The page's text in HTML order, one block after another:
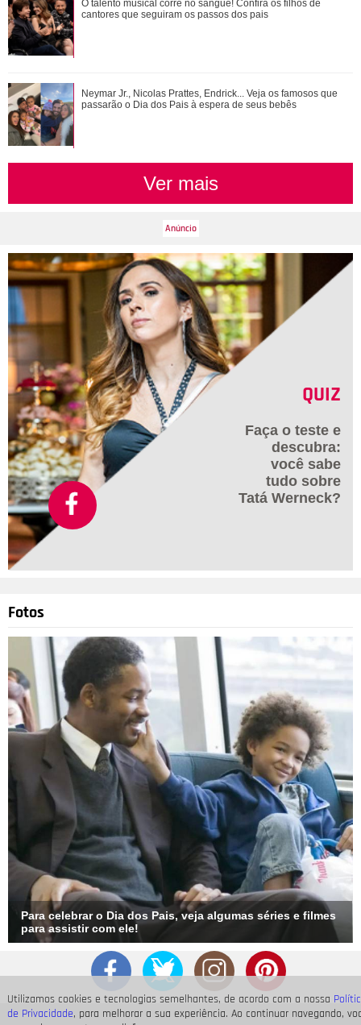
Utilizamos cookies e tecnologias semelhantes, de acordo com a nossa
de Privacidade, para melhorar a sua experiência. Ao continuar navegando,
Anitta exibe look escolhido para nova turnê e detalhe no pé
chama a atenção
Ariana Grande faz desabafo em show sobre decisão de
pausar a carreira: Não foi uma reação...
O talento musical corre no sangue! Confira os filhos de
cantores que seguiram os passos dos pais
Neymar Jr., Nicolas Prattes, Endrick... Veja os famosos que
passarão o Dia dos Pais à espera de seus bebês
Ver mais
QUIZ
Faça o teste e
descubra:
você sabe
tudo sobre
Tatá Werneck?
Fotos
Para celebrar o Dia dos Pais, veja algumas séries e filmes
para assistir com ele!